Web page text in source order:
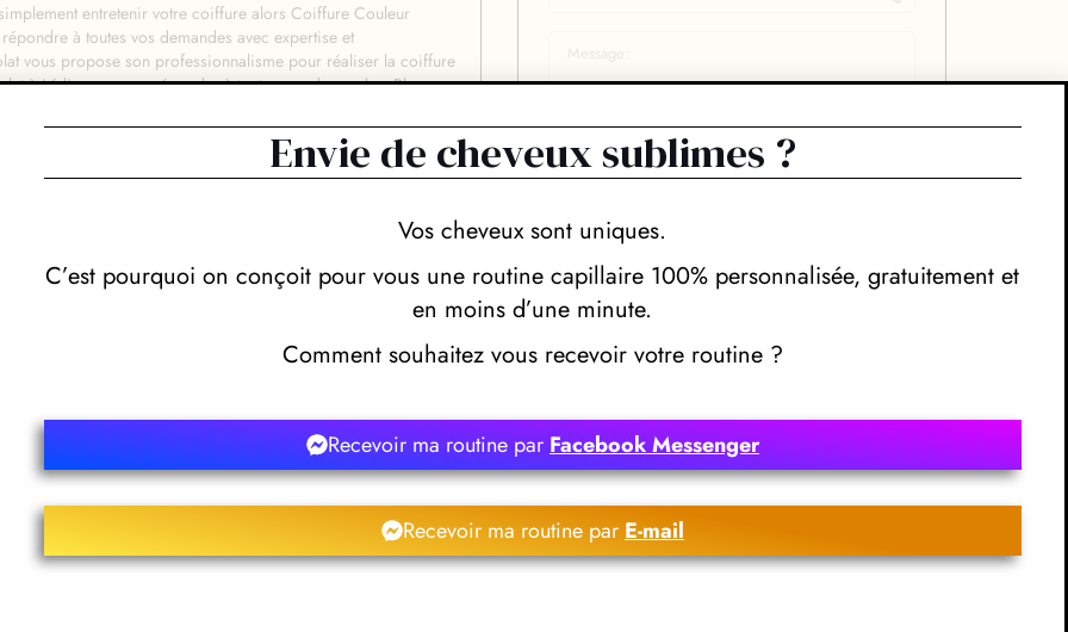
entretenir votre coiffure alors Coiffure Couleur
à toutes vos demandes avec expertise et
vous propose son professionnalisme pour réaliser la coiffure
à Lédignan saura répondre à toutes vos demandes. Plus que
entre un coiffeur et chacun de ses clients. C’est justement
mettre en confiance. Vous serez ainsi parfaitement à l’aise
et de nouveau look. Chez Coiffure Couleur Chocolat on sait
de vos attentes. Votre nouvelle coiffure sera en outre
produits afin de magnifier vos cheveux et de leur offrir plus
Couleur Chocolat propose aussi à chaque client qui le
ses cheveux et sa coiffure ou sa couleur le plus longtemps
pour réaliser la coiffure de vos rêves est donc sans aucun
demandes, vous conseiller au mieux et mettre talent et
Couleur Chocolat
Envie de cheveux sublimes ?
Vos cheveux sont uniques.
C’est pourquoi on conçoit pour vous une routine capillaire 100% personnalisée, gratuitement et
en moins d’une minute.
Comment souhaitez vous recevoir votre routine ?
Recevoir ma routine parFacebook Messenger
Recevoir ma routine par E-mail